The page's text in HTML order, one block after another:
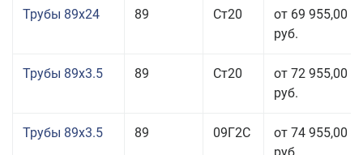
Трубы 89x24 89 Ст20
от 69 955,00
руб.
Трубы 89x3.5 89 Ст20
от 72 955,00
руб.
Трубы 89x3.5 89 09Г2С
от 74 955,00